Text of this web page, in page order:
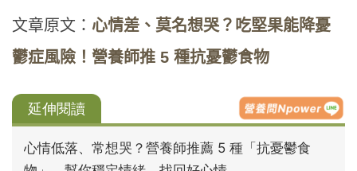
文章原文： 心情差、莫名想哭？吃堅果能降憂
鬱症風險！營養師推 5 種抗憂鬱食物